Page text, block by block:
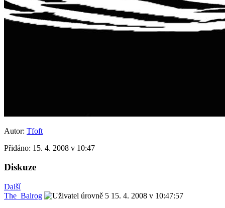
Autor: Tfoft
Přidáno: 15. 4. 2008 v 10:47
Diskuze
Další
The_Balrog
15. 4. 2008 v 10:47:57